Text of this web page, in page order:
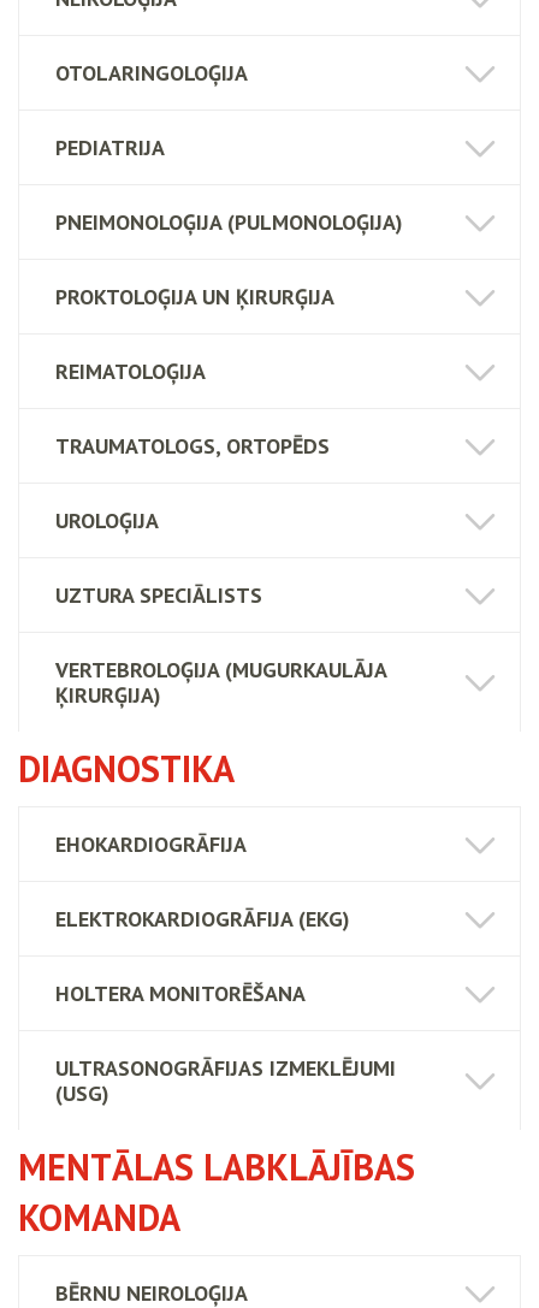
OTOLARINGOLOĢIJA
PEDIATRIJA
PNEIMONOLOĢIJA (PULMONOLOĢIJA)
PROKTOLOĢIJA UN ĶIRURĢIJA
REIMATOLOĢIJA
TRAUMATOLOGS, ORTOPĒDS
UROLOĢIJA
UZTURA SPECIĀLISTS
VERTEBROLOĢIJA (MUGURKAULĀJA
ĶIRURĢIJA)
DIAGNOSTIKA
EHOKARDIOGRĀFIJA
ELEKTROKARDIOGRĀFIJA (EKG)
HOLTERA MONITORĒŠANA
ULTRASONOGRĀFIJAS IZMEKLĒJUMI
(USG)
MENTĀLAS LABKLĀJĪBAS
KOMANDA
BĒRNU NEIROLOĢIJA